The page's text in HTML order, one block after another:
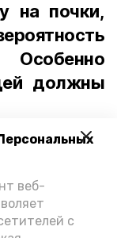
веб-
с
на почки,
Особенно
должны
граммов
обратить
она